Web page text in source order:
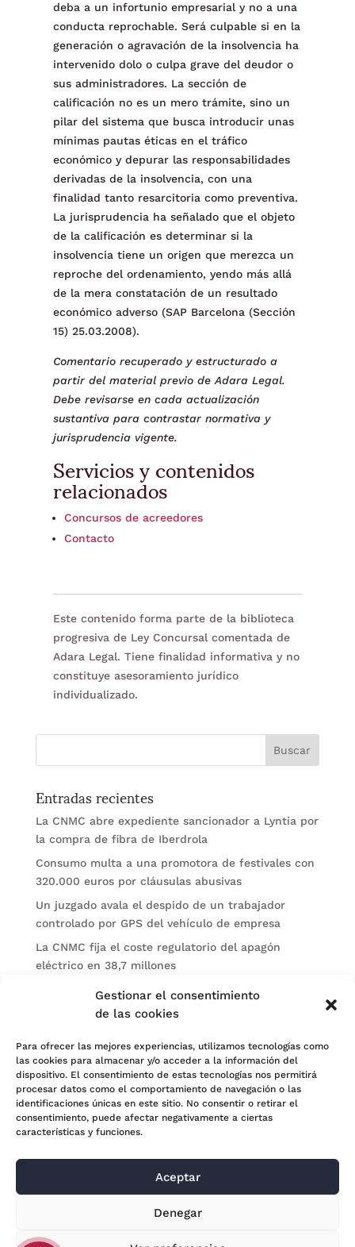
Gestionar el consentimiento
de las cookies
Para ofrecer las mejores experiencias, utilizamos tecnologías como
las cookies para almacenar y/o acceder a la información del
dispositivo. El consentimiento de estas tecnologías nos permitirá
procesar datos como el comportamiento de navegación o las
identificaciones únicas en este sitio. No consentir o retirar el
consentimiento, puede afectar negativamente a ciertas
características y funciones.
Aceptar
Denegar
deba a un infortunio empresarial y no a una
conducta reprochable. Será culpable si en la
generación o agravación de la insolvencia ha
intervenido dolo o culpa grave del deudor o
sus administradores. La sección de
calificación no es un mero trámite, sino un
pilar del sistema que busca introducir unas
mínimas pautas éticas en el tráfico
económico y depurar las responsabilidades
derivadas de la insolvencia, con una
finalidad tanto resarcitoria como preventiva.
La jurisprudencia ha señalado que el objeto
de la calificación es determinar si la
insolvencia tiene un origen que merezca un
reproche del ordenamiento, yendo más allá
de la mera constatación de un resultado
económico adverso (SAP Barcelona (Sección
15) 25.03.2008).
Comentario recuperado y estructurado a
partir del material previo de Adara Legal.
Debe revisarse en cada actualización
sustantiva para contrastar normativa y
jurisprudencia vigente.
Servicios y contenidos
relacionados
Concursos de acreedores
Contacto
Este contenido forma parte de la biblioteca
progresiva de Ley Concursal comentada de
Adara Legal. Tiene finalidad informativa y no
constituye asesoramiento jurídico
individualizado.
Entradas recientes
La CNMC abre expediente sancionador a Lyntia por
la compra de fibra de Iberdrola
Consumo multa a una promotora de festivales con
320.000 euros por cláusulas abusivas
Un juzgado avala el despido de un trabajador
controlado por GPS del vehículo de empresa
La CNMC fija el coste regulatorio del apagón
eléctrico en 38,7 millones
El BOE publica sanciones de la CNMV a Soltec y
Categorías
Actualidad
Noticias Jurídicas
Subastas
Aviso Legal